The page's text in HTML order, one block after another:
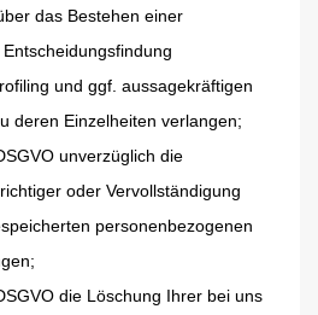
das Bestehen einer
und ggf. aussagekräftigen
deren Einzelheiten verlangen;
unverzüglich die
oder Vervollständigung
personenbezogenen
die Löschung Ihrer bei uns